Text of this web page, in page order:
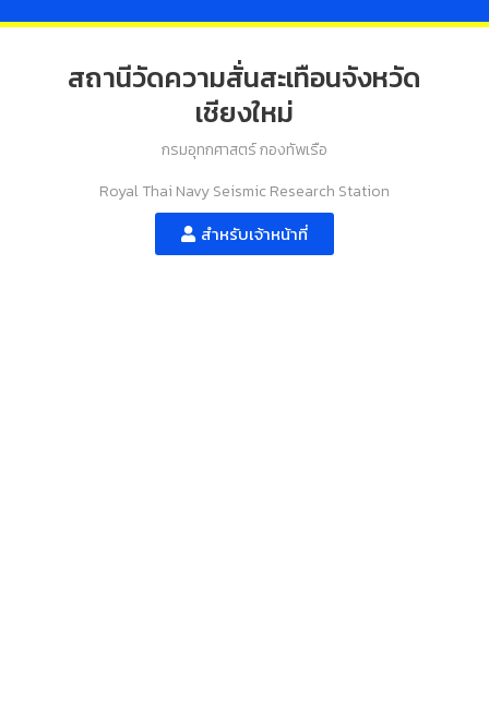
สถานีวัดความสั่นสะเทือนจังหวัด
เชียงใหม่
กรมอุทกศาสตร์ กองทัพเรือ
Royal Thai Navy Seismic Research Station
สำหรับเจ้าหน้าที่